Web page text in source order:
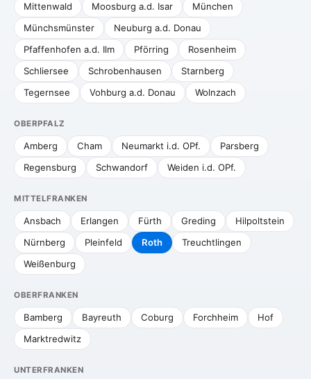
Mittenwald
Moosburg a.d. Isar
München
Münchsmünster
Neuburg a.d. Donau
Pfaffenhofen a.d. Ilm
Pförring
Rosenheim
Schliersee
Schrobenhausen
Starnberg
Tegernsee
Vohburg a.d. Donau Wolnzach
OBERPFALZ
Amberg Cham Neumarkt i.d. OPf.
Parsberg
Regensburg
Schwandorf Weiden i.d. OPf.
MITTELFRANKEN
Ansbach Erlangen Fürth Greding
Hilpoltstein
Nürnberg
Pleinfeld Roth
Treuchtlingen
Weißenburg
OBERFRANKEN
Bamberg Bayreuth Coburg Forchheim
Hof
Marktredwitz
UNTERFRANKEN